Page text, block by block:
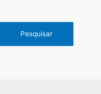
Pesquisar